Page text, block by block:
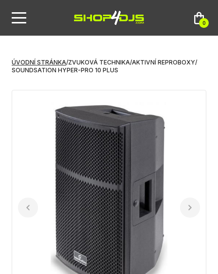
0
ÚVODNÍ STRÁNKA/ZVUKOVÁ TECHNIKA/AKTIVNÍ REPROBOXY/
SOUNDSATION HYPER-PRO 10 PLUS